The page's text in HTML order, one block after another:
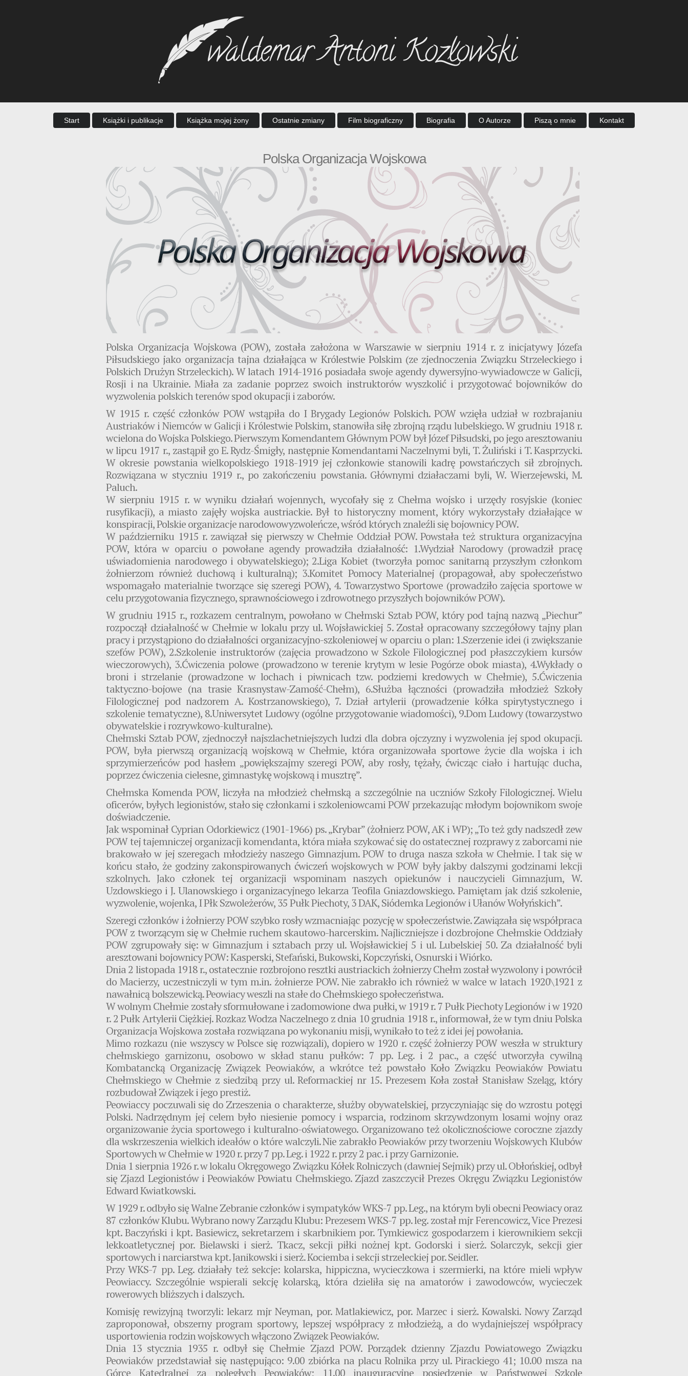
Start Książki i publikacje Książka mojej żony Ostatnie zmiany Film biograficzny Biografia O Autorze Piszą o mnie Kontakt
Polska Organizacja Wojskowa
Polska Organizacja Wojskowa (POW), została założona w Warszawie w sierpniu 1914 r. z inicjatywy Józefa
Piłsudskiego jako organizacja tajna działająca w Królestwie Polskim (ze zjednoczenia Związku Strzeleckiego i
Polskich Drużyn Strzeleckich). W latach 1914-1916 posiadała swoje agendy dywersyjno-wywiadowcze w Galicji,
Rosji i na Ukrainie. Miała za zadanie poprzez swoich instruktorów wyszkolić i przygotować bojowników do
wyzwolenia polskich terenów spod okupacji i zaborów.
W 1915 r. część członków POW wstąpiła do I Brygady Legionów Polskich. POW wzięła udział w rozbrajaniu
Austriaków i Niemców w Galicji i Królestwie Polskim, stanowiła siłę zbrojną rządu lubelskiego. W grudniu 1918 r.
wcielona do Wojska Polskiego. Pierwszym Komendantem Głównym POW był Józef Piłsudski, po jego aresztowaniu
w lipcu 1917 r., zastąpił go E. Rydz-Śmigły, następnie Komendantami Naczelnymi byli, T. Żuliński i T. Kasprzycki.
W okresie powstania wielkopolskiego 1918-1919 jej członkowie stanowili kadrę powstańczych sił zbrojnych.
Rozwiązana w styczniu 1919 r., po zakończeniu powstania. Głównymi działaczami byli, W. Wierzejewski, M.
Paluch.
W sierpniu 1915 r. w wyniku działań wojennych, wycofały się z Chełma wojsko i urzędy rosyjskie (koniec
rusyfikacji), a miasto zajęły wojska austriackie. Był to historyczny moment, który wykorzystały działające w
konspiracji, Polskie organizacje narodowowyzwoleńcze, wśród których znaleźli się bojownicy POW.
W październiku 1915 r. zawiązał się pierwszy w Chełmie Oddział POW. Powstała też struktura organizacyjna
POW, która w oparciu o powołane agendy prowadziła działalność: 1.Wydział Narodowy (prowadził pracę
uświadomienia narodowego i obywatelskiego); 2.Liga Kobiet (tworzyła pomoc sanitarną przyszłym członkom
żołnierzom również duchową i kulturalną); 3.Komitet Pomocy Materialnej (propagował, aby społeczeństwo
wspomagało materialnie tworzące się szeregi POW), 4. Towarzystwo Sportowe (prowadziło zajęcia sportowe w
celu przygotowania fizycznego, sprawnościowego i zdrowotnego przyszłych bojowników POW).
W grudniu 1915 r., rozkazem centralnym, powołano w Chełmski Sztab POW, który pod tajną nazwą „Piechur”
rozpoczął działalność w Chełmie w lokalu przy ul. Wojsławickiej 5. Został opracowany szczegółowy tajny plan
pracy i przystąpiono do działalności organizacyjno-szkoleniowej w oparciu o plan: 1.Szerzenie idei (i zwiększanie
szefów POW), 2.Szkolenie instruktorów (zajęcia prowadzono w Szkole Filologicznej pod płaszczykiem kursów
wieczorowych), 3.Ćwiczenia polowe (prowadzono w terenie krytym w lesie Pogórze obok miasta), 4.Wykłady o
broni i strzelanie (prowadzone w lochach i piwnicach tzw. podziemi kredowych w Chełmie), 5.Ćwiczenia
taktyczno-bojowe (na trasie Krasnystaw-Zamość-Chełm), 6.Służba łączności (prowadziła młodzież Szkoły
Filologicznej pod nadzorem A. Kostrzanowskiego), 7. Dział artylerii (prowadzenie kółka spirytystycznego i
szkolenie tematyczne), 8.Uniwersytet Ludowy (ogólne przygotowanie wiadomości), 9.Dom Ludowy (towarzystwo
obywatelskie i rozrywkowo-kulturalne).
Chełmski Sztab POW, zjednoczył najszlachetniejszych ludzi dla dobra ojczyzny i wyzwolenia jej spod okupacji.
POW, była pierwszą organizacją wojskową w Chełmie, która organizowała sportowe życie dla wojska i ich
sprzymierzeńców pod hasłem „powiększajmy szeregi POW, aby rosły, tężały, ćwicząc ciało i hartując ducha,
poprzez ćwiczenia cielesne, gimnastykę wojskową i musztrę”.
Chełmska Komenda POW, liczyła na młodzież chełmską a szczególnie na uczniów Szkoły Filologicznej. Wielu
oficerów, byłych legionistów, stało się członkami i szkoleniowcami POW przekazując młodym bojownikom swoje
doświadczenie.
Jak wspominał Cyprian Odorkiewicz (1901-1966) ps. „Krybar” (żołnierz POW, AK i WP); „To też gdy nadszedł zew
POW tej tajemniczej organizacji komendanta, która miała szykować się do ostatecznej rozprawy z zaborcami nie
brakowało w jej szeregach młodzieży naszego Gimnazjum. POW to druga nasza szkoła w Chełmie. I tak się w
końcu stało, że godziny zakonspirowanych ćwiczeń wojskowych w POW były jakby dalszymi godzinami lekcji
szkolnych. Jako członek tej organizacji wspominam naszych opiekunów i nauczycieli Gimnazjum, W.
Uzdowskiego i J. Ulanowskiego i organizacyjnego lekarza Teofila Gniazdowskiego. Pamiętam jak dziś szkolenie,
wyzwolenie, wojenka, I Płk Szwoleżerów, 35 Pułk Piechoty, 3 DAK, Siódemka Legionów i Ułanów Wołyńskich”.
Szeregi członków i żołnierzy POW szybko rosły wzmacniając pozycję w społeczeństwie. Zawiązała się współpraca
POW z tworzącym się w Chełmie ruchem skautowo-harcerskim. Najliczniejsze i dozbrojone Chełmskie Oddziały
POW zgrupowały się: w Gimnazjum i sztabach przy ul. Wojsławickiej 5 i ul. Lubelskiej 50. Za działalność byli
aresztowani bojownicy POW: Kasperski, Stefański, Bukowski, Kopczyński, Osnurski i Wiórko.
Dnia 2 listopada 1918 r., ostatecznie rozbrojono resztki austriackich żołnierzy Chełm został wyzwolony i powrócił
do Macierzy, uczestniczyli w tym m.in. żołnierze POW. Nie zabrakło ich również w walce w latach 1920\1921 z
nawałnicą bolszewicką. Peowiacy weszli na stałe do Chełmskiego społeczeństwa.
W wolnym Chełmie zostały sformułowane i zadomowione dwa pułki, w 1919 r. 7 Pułk Piechoty Legionów i w 1920
r. 2 Pułk Artylerii Ciężkiej. Rozkaz Wodza Naczelnego z dnia 10 grudnia 1918 r., informował, że w tym dniu Polska
Organizacja Wojskowa została rozwiązana po wykonaniu misji, wynikało to też z idei jej powołania.
Mimo rozkazu (nie wszyscy w Polsce się rozwiązali), dopiero w 1920 r. część żołnierzy POW weszła w struktury
chełmskiego garnizonu, osobowo w skład stanu pułków: 7 pp. Leg. i 2 pac., a część utworzyła cywilną
Kombatancką Organizację Związek Peowiaków, a wkrótce też powstało Koło Związku Peowiaków Powiatu
Chełmskiego w Chełmie z siedzibą przy ul. Reformackiej nr 15. Prezesem Koła został Stanisław Szeląg, który
rozbudował Związek i jego prestiż.
Peowiaccy poczuwali się do Zrzeszenia o charakterze, służby obywatelskiej, przyczyniając się do wzrostu potęgi
Polski. Nadrzędnym jej celem było niesienie pomocy i wsparcia, rodzinom skrzywdzonym losami wojny oraz
organizowanie życia sportowego i kulturalno-oświatowego. Organizowano też okolicznościowe coroczne zjazdy
dla wskrzeszenia wielkich ideałów o które walczyli. Nie zabrakło Peowiaków przy tworzeniu Wojskowych Klubów
Sportowych w Chełmie w 1920 r. przy 7 pp. Leg. i 1922 r. przy 2 pac. i przy Garnizonie.
Dnia 1 sierpnia 1926 r. w lokalu Okręgowego Związku Kółek Rolniczych (dawniej Sejmik) przy ul. Obłońskiej, odbył
się Zjazd Legionistów i Peowiaków Powiatu Chełmskiego. Zjazd zaszczycił Prezes Okręgu Związku Legionistów
Edward Kwiatkowski.
W 1929 r. odbyło się Walne Zebranie członków i sympatyków WKS-7 pp. Leg., na którym byli obecni Peowiacy oraz
87 członków Klubu. Wybrano nowy Zarządu Klubu: Prezesem WKS-7 pp. leg. został mjr Ferencowicz, Vice Prezesi
kpt. Baczyński i kpt. Basiewicz, sekretarzem i skarbnikiem por. Tymkiewicz gospodarzem i kierownikiem sekcji
lekkoatletycznej por. Bielawski i sierż. Tkacz, sekcji piłki nożnej kpt. Godorski i sierż. Solarczyk, sekcji gier
sportowych i narciarstwa kpt. Janikowski i sierż. Kociemba i sekcji strzeleckiej por. Seidler.
Przy WKS-7 pp. Leg. działały też sekcje: kolarska, hippiczna, wycieczkowa i szermierki, na które mieli wpływ
Peowiaccy. Szczególnie wspierali sekcję kolarską, która dzieliła się na amatorów i zawodowców, wycieczek
rowerowych bliższych i dalszych.
Komisję rewizyjną tworzyli: lekarz mjr Neyman, por. Matlakiewicz, por. Marzec i sierż. Kowalski. Nowy Zarząd
zaproponował, obszerny program sportowy, lepszej współpracy z młodzieżą, a do wydajniejszej współpracy
usportowienia rodzin wojskowych włączono Związek Peowiaków.
Dnia 13 stycznia 1935 r. odbył się Chełmie Zjazd POW. Porządek dzienny Zjazdu Powiatowego Związku
Peowiaków przedstawiał się następująco: 9.00 zbiórka na placu Rolnika przy ul. Pirackiego 41; 10.00 msza na
Górce Katedralnej za poległych Peowiaków; 11.00 inauguracyjne posiedzenie w Państwowej Szkole